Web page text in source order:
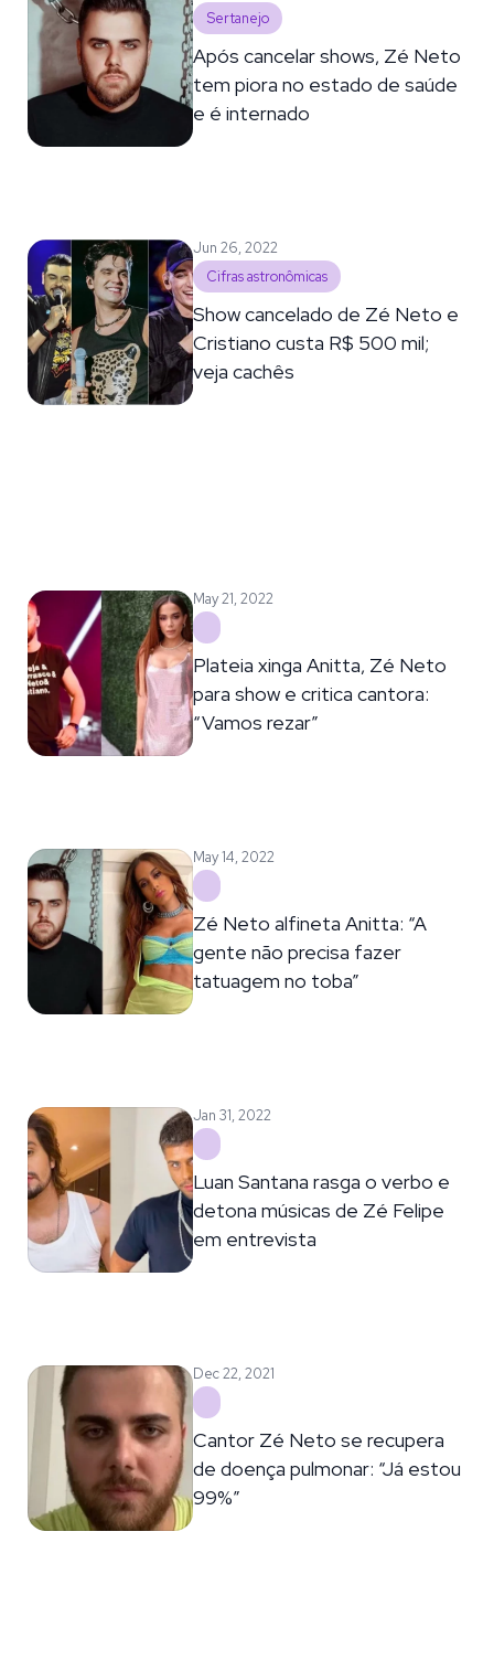
Sertanejo
Após cancelar shows, Zé Neto
tem piora no estado de saúde
e é internado
Jun 26, 2022
Cifras astronômicas
Show cancelado de Zé Neto e
Cristiano custa R$ 500 mil;
veja cachês
May 21, 2022
Plateia xinga Anitta, Zé Neto
para show e critica cantora:
“Vamos rezar”
May 14, 2022
Zé Neto alfineta Anitta: “A
gente não precisa fazer
tatuagem no toba”
Jan 31, 2022
Luan Santana rasga o verbo e
detona músicas de Zé Felipe
em entrevista
Dec 22, 2021
Cantor Zé Neto se recupera
de doença pulmonar: “Já estou
99%”